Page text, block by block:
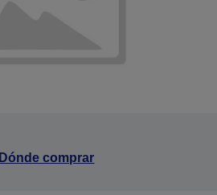
Dónde comprar